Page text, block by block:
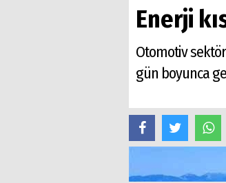
Enerji
Otomotiv
gün boyunca